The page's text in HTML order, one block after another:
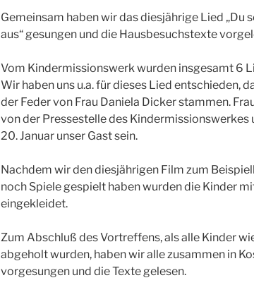
Gemeinsam haben wir das diesjährige Lied „Du
aus“ gesungen und die Hausbesuchstexte
Vom Kindermissionswerk wurden insgesamt 6
Wir haben uns u.a. für dieses Lied entschieden,
der Feder von Frau Daniela Dicker stammen.
von der Pressestelle des Kindermissionswerkes
20. Januar unser Gast sein.
Nachdem wir den diesjährigen Film zum
noch Spiele gespielt haben wurden die Kinder
eingekleidet.
Zum Abschluß des Vortreffens, als alle Kinder
abgeholt wurden, haben wir alle zusammen in
vorgesungen und die Texte gelesen.